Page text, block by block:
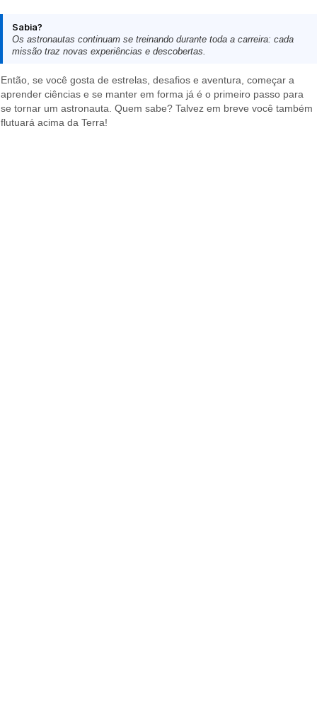
Sabia?
Os astronautas continuam se treinando durante toda a carreira: cada
missão traz novas experiências e descobertas.
Então, se você gosta de estrelas, desafios e aventura, começar a
aprender ciências e se manter em forma já é o primeiro passo para
se tornar um astronauta. Quem sabe? Talvez em breve você também
flutuará acima da Terra!